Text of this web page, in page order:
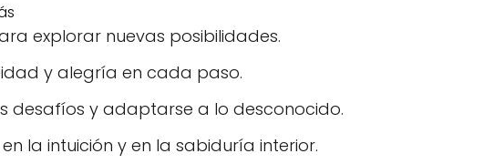
explorar nuevas posibilidades.
y alegría en cada paso.
desafíos y adaptarse a lo desconocido.
la intuición y en la sabiduría interior.